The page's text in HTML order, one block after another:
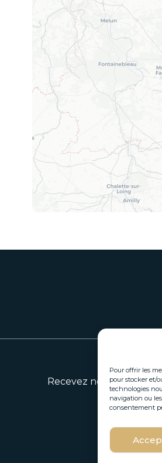
Pour offrir les
pour stocker et/
technologies
navigation ou
consentement
Recevez nos
*
m